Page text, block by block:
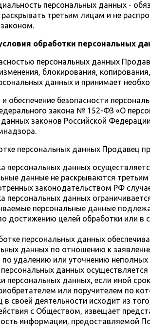
персональных данных -
раскрывать третьим лицам и не
обработки персональных
персональных данных
блокирования,
данных и принимает
и обеспечение безопасности
закона № 152-ФЗ «О
законов Российской
персональных данных Продавец
персональных данных
данные не раскрываются
законодательством РФ
персональных данных
персональные данные
достижению целей обработки или в
персональных данных
данных по отношению к
по удалению или уточнению
персональных данных
персональных данных, если иной
или поручителем по
в своей деятельности исходит из
с Обществом, извещает
информации, предоставляемой